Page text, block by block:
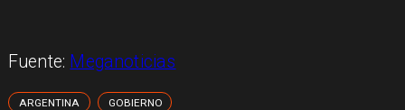
Fuente: Meganoticias
ARGENTINA GOBIERNO